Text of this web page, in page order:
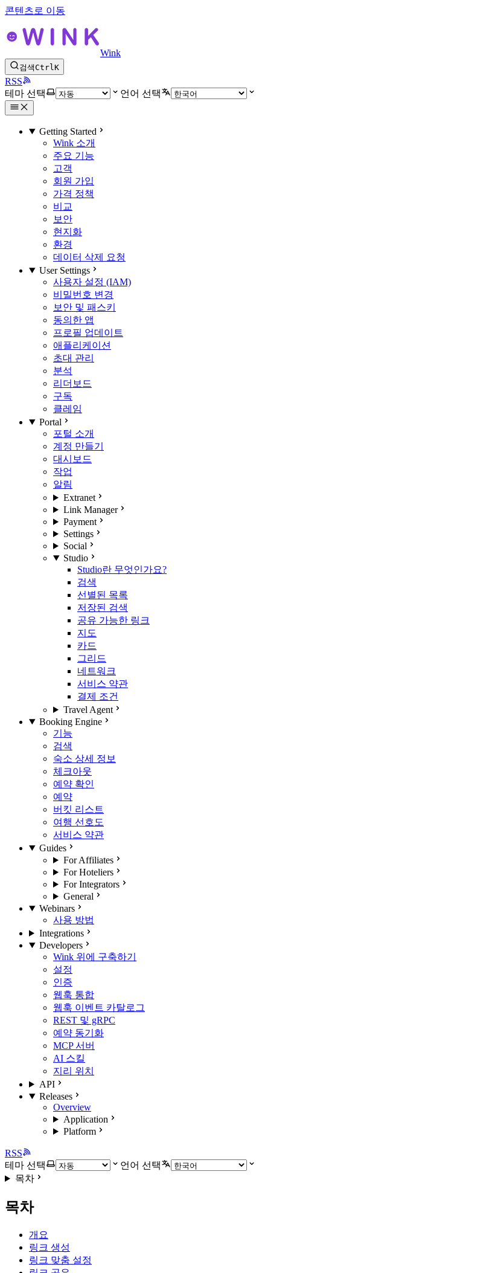
콘텐츠로 이동
Wink
검색CtrlK
RSS
테마 선택
언어 선택
Getting Started
Wink 소개
주요 기능
고객
회원 가입
가격 정책
비교
보안
현지화
환경
데이터 삭제 요청
User Settings
사용자 설정 (IAM)
비밀번호 변경
보안 및 패스키
동의한 앱
프로필 업데이트
애플리케이션
초대 관리
분석
리더보드
구독
클레임
Portal
포털 소개
계정 만들기
대시보드
작업
알림
Extranet
Link Manager
Payment
Settings
Social
Studio
Studio란 무엇인가요?
검색
선별된 목록
저장된 검색
공유 가능한 링크
지도
카드
그리드
네트워크
서비스 약관
결제 조건
Travel Agent
Booking Engine
기능
검색
숙소 상세 정보
체크아웃
예약 확인
예약
버킷 리스트
여행 선호도
서비스 약관
Guides
For Affiliates
For Hoteliers
For Integrators
General
Webinars
사용 방법
Integrations
Developers
Wink 위에 구축하기
설정
인증
웹훅 통합
웹훅 이벤트 카탈로그
REST 및 gRPC
예약 동기화
MCP 서버
AI 스킬
지리 위치
API
Releases
Overview
Application
Platform
RSS
테마 선택
언어 선택
목차
목차
개요
링크 생성
링크 맞춤 설정